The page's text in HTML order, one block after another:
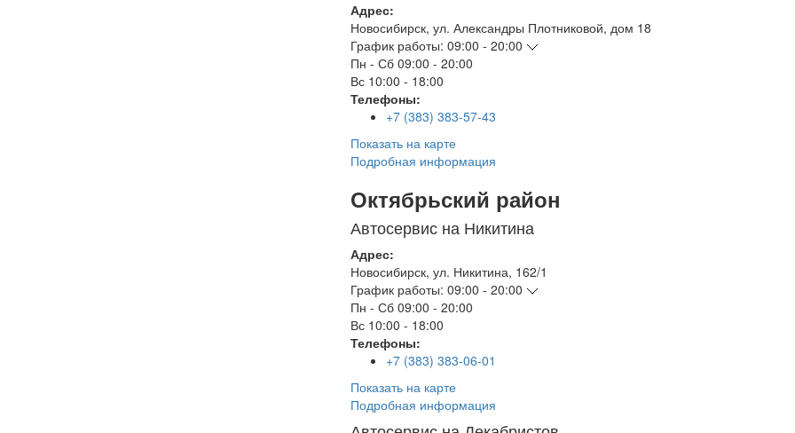
Адрес:
Новосибирск, ул. Александры Плотниковой, дом 18
График работы: 09:00 - 20:00
Пн - Сб 09:00 - 20:00
Вс 10:00 - 18:00
Телефоны:
+7 (383) 383-57-43
Показать на карте
Подробная информация
Октябрьский район
Автосервис на Никитина
Адрес:
Новосибирск, ул. Никитина, 162/1
График работы: 09:00 - 20:00
Пн - Сб 09:00 - 20:00
Вс 10:00 - 18:00
Телефоны:
+7 (383) 383-06-01
Показать на карте
Подробная информация